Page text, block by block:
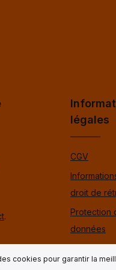
.
légales
CGV
droit de
Protection
données
cookies pour garantir la